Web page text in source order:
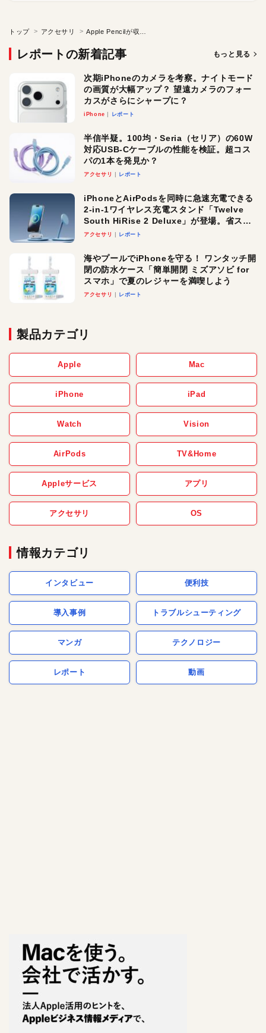
トップ アクセサリ
レポートの新着記事 もっと見る
次期iPhoneのカメラを考察。ナイトモード
の画質が大幅アップ？ 望遠カメラのフォー
カスがさらにシャープに？
iPhone レポート
半信半疑。100均・Seria（セリア）の60W
対応USB-Cケーブルの性能を検証。超コス
パの1本を発見か？
アクセサリ レポート
iPhoneとAirPodsを同時に急速充電できる
2-in-1ワイヤレス充電スタンド「Twelve
South HiRise 2 Deluxe」が登場。省スペ
ースでおしゃれに充電したい人にオスス
アクセサリ レポート
海やプールでiPhoneを守る！ ワンタッチ開
閉の防水ケース「簡単開閉 ミズアソビ for
スマホ」で夏のレジャーを満喫しよう
アクセサリ レポート
製品カテゴリ
Apple Mac
iPhone iPad
Watch Vision
AirPods TV&Home
Appleサービス アプリ
アクセサリ OS
情報カテゴリ
インタビュー 便利技
導入事例 トラブルシューティング
マンガ テクノロジー
レポート 動画